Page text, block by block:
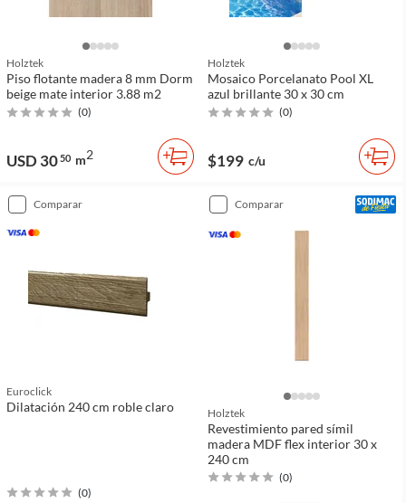
Holztek
Piso flotante madera 8 mm Dorm
beige mate interior 3.88 m2
(0)
USD 3050 m2
Holztek
Mosaico Porcelanato Pool XL
azul brillante 30 x 30 cm
(0)
$199 c/u
comparar
Euroclick
Dilatación 240 cm roble claro
(0)
comparar
Holztek
Revestimiento pared símil
madera MDF flex interior 30 x
240 cm
(0)